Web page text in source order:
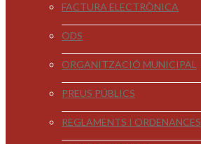
FACTURA ELECTRÒNICA
ODS
ORGANITZACIÓ MUNICIPAL
PREUS PÚBLICS
REGLAMENTS I ORDENANCES